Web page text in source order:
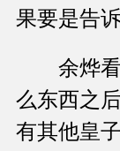
果要是告
余烨看
么东西之
有其他皇